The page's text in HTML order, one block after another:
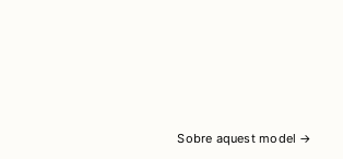
Sobre aquest model →